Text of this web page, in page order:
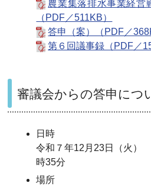
農業集落排水事業経営
（PDF／511KB）
答申（案）（PDF／
第６回議事録（PDF／
審議会からの答申につ
日時
令和７年12月23日（火）
時35分
場所